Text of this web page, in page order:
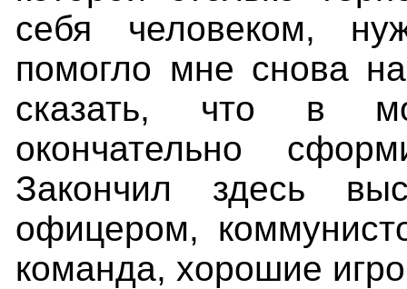
себя человеком,
помогло мне снова
сказать, что в
окончательно
Закончил здесь
офицером,
команда, хорошие